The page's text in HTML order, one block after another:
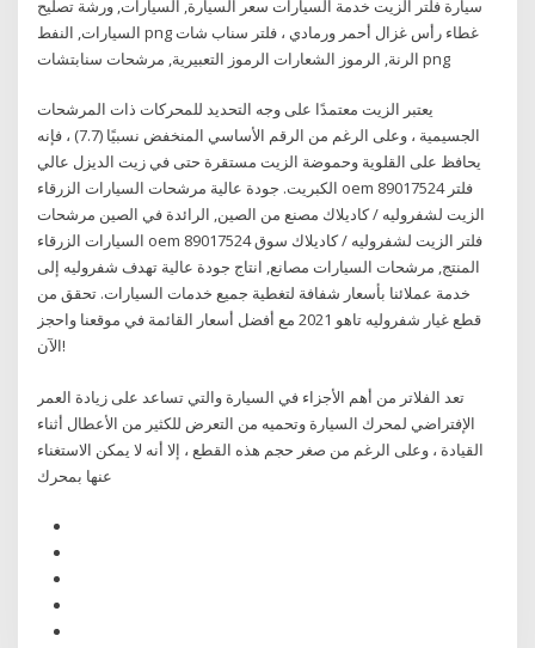
سيارة فلتر الزيت خدمة السيارات سعر السيارة, السيارات, ورشة تصليح
السيارات, النفط png غطاء رأس غزال أحمر ورمادي ، فلتر سناب شات
الرنة, الرموز الشعارات الرموز التعبيرية, مرشحات سنابتشات png
يعتبر الزيت معتمدًا على وجه التحديد للمحركات ذات المرشحات
الجسيمية ، وعلى الرغم من الرقم الأساسي المنخفض نسبيًا (7.7) ، فإنه
يحافظ على القلوية وحموضة الزيت مستقرة حتى في زيت الديزل عالي
الكبريت. جودة عالية مرشحات السيارات الزرقاء oem 89017524 فلتر
الزيت لشفروليه / كاديلاك مصنع من الصين, الرائدة في الصين مرشحات
السيارات الزرقاء oem 89017524 فلتر الزيت لشفروليه / كاديلاك سوق
المنتج, مرشحات السيارات مصانع, انتاج جودة عالية تهدف شفروليه إلى
خدمة عملائنا بأسعار شفافة لتغطية جميع خدمات السيارات. تحقق من
قطع غيار شفروليه تاهو 2021 مع أفضل أسعار القائمة في موقعنا واحجز
الآن!
تعد الفلاتر من أهم الأجزاء في السيارة والتي تساعد على زيادة العمر
الإفتراضي لمحرك السيارة وتحميه من التعرض للكثير من الأعطال أثناء
القيادة ، وعلى الرغم من صغر حجم هذه القطع ، إلا أنه لا يمكن الاستغناء
عنها بمحرك